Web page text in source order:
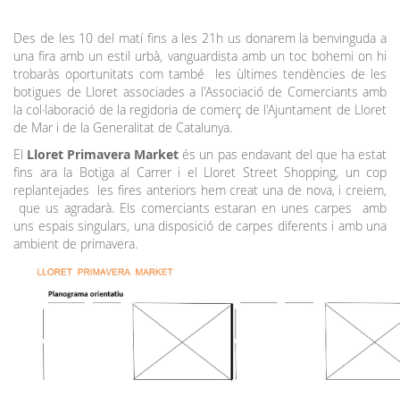
Des de les 10 del matí fins a les 21h us donarem la benvinguda a
una fira amb un estil urbà, vanguardista amb un toc bohemi on hi
trobaràs oportunitats com també les ùltimes tendències de les
botigues de Lloret associades a l'Associació de Comerciants amb
la col·laboració de la regidoria de comerç de l'Ajuntament de Lloret
de Mar i de la Generalitat de Catalunya.
El Lloret Primavera Market és un pas endavant del que ha estat
fins ara la Botiga al Carrer i el Lloret Street Shopping, un cop
replantejades les fires anteriors hem creat una de nova, i creiem,
que us agradarà. Els comerciants estaran en unes carpes amb
uns espais singulars, una disposició de carpes diferents i amb una
ambient de primavera.